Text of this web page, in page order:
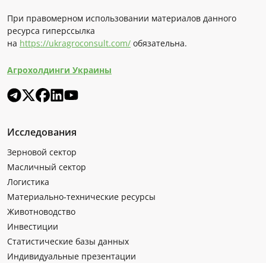
При правомерном использовании материалов данного
ресурса гиперссылка
на https://ukragroconsult.com/ обязательна.
Агрохолдинги Украины
Исследования
Зерновой сектор
Масличный сектор
Логистика
Материально-технические ресурсы
Животноводство
Инвестиции
Статистические базы данных
Индивидуальные презентации